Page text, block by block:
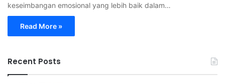
keseimbangan emosional yang lebih baik dalam…
Read More »
Recent Posts